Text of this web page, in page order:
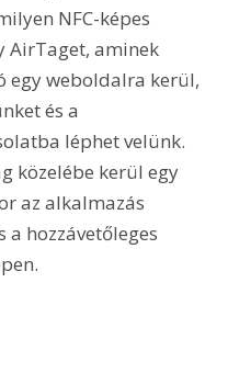
NFC-képes
AirTaget, aminek
egy weboldalra kerül,
és a
léphet velünk.
közelébe kerül egy
az alkalmazás
a hozzávetőleges